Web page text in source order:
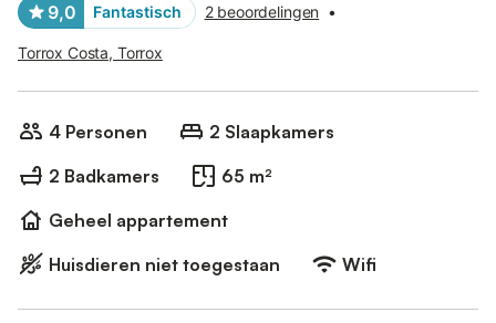
9,0 Fantastisch 2 beoordelingen •
Torrox Costa, Torrox
4 Personen
2 Slaapkamers
2 Badkamers
65 m²
Geheel appartement
Huisdieren niet toegestaan
Wifi